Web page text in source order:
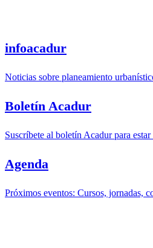
infoacadur
Noticias sobre planeamiento
Boletín Acadur
Suscríbete al boletín Acadur para
Agenda
Próximos eventos: Cursos, jornadas,